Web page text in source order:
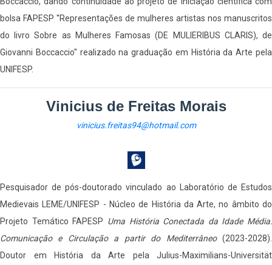
bolsa FAPESP ''Representações de mulheres artistas nos manuscritos
do livro Sobre as Mulheres Famosas (DE MULIERIBUS CLARIS), de
Giovanni Boccaccio'' realizado na graduação em História da Arte pela
UNIFESP.
Vinicius de Freitas Morais
vinicius.freitas94@hotmail.com
Pesquisador de pós-doutorado vinculado ao Laboratório de Estudos
Medievais LEME/UNIFESP - Núcleo de História da Arte, no âmbito do
Projeto Temático FAPESP Uma História Conectada da Idade Média:
Comunicação e Circulação a partir do Mediterrâneo(2023-2028).
Doutor em História da Arte pela Julius-Maximilians-Universität